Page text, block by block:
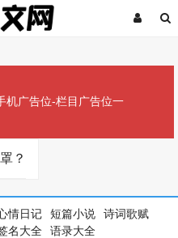
机广告位-栏目广告位一
？
情日记 短篇小说
诗词歌赋
名大全 语录大全